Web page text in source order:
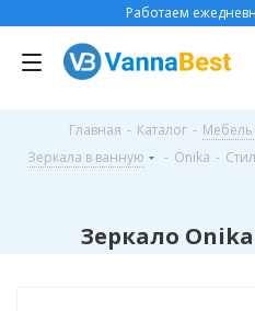
Работаем
Главная - Каталог -
Зеркала в ванную
- Onika -
Зеркало